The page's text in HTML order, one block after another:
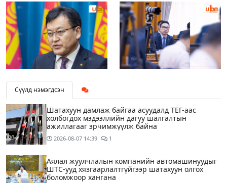
Сүүлд нэмэгдсэн
Шатахуун дамлаж байгаа асуудалд ТЕГ-аас
холбогдох мэдээллийн дагуу шалгалтын
ажиллагааг эрчимжүүлж байна
2026-08-07 14:39 1
Аялал жуулчлалын компанийн автомашинуудыг
ШТС-ууд хязгаарлалтгүйгээр шатахуун олгох
боломжоор хангана